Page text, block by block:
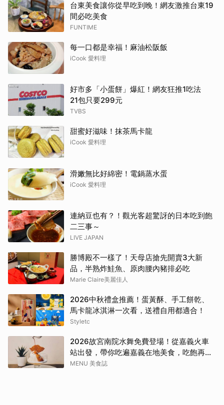
台東美食讓你從早吃到晚！網友激推台東19
間必吃美食
FUNTIME
每一口都是幸福！麻油松阪飯
iCook 愛料理
好市多「小蛋餅」爆紅！網友狂推1吃法
21包只要299元
TVBS
甜蜜好滋味！抹茶馬卡龍
iCook 愛料理
滑嫩無比好綿密！電鍋蒸水蛋
iCook 愛料理
連納豆也有？！觀光客超驚訝的日本吃到飽
二三事～
LIVE JAPAN
勝博殿不一樣了！天母店搶先開賣3大新
品，半熟炸鮭魚、原肉腰內豬排必吃
Marie Claire美麗佳人
2026中秋禮盒推薦！蛋黃酥、手工餅乾、
馬卡龍冰淇淋一次看，送禮自用都適合！
Styletc
2026故宮南院水舞免費登場！從嘉義火車
站出發，帶你吃遍嘉義在地美食，吃飽再去
看夜間展演，這周末就這樣安排吧！
MENU 美食誌